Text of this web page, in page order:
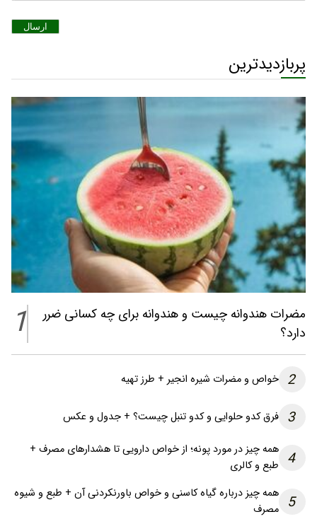
ارسال
پربازدیدترین
مضرات هندوانه چیست و هندوانه برای چه کسانی ضرر
دارد؟
1
2 خواص و مضرات شیره انجیر + طرز تهیه
3 فرق کدو حلوایی و کدو تنبل چیست؟ + جدول و عکس
4 همه چیز در مورد پونه؛ از خواص دارویی تا هشدارهای مصرف +
طبع و کالری
5
همه چیز درباره گیاه کاسنی و خواص باورنکردنی آن + طبع و شیوه
مصرف